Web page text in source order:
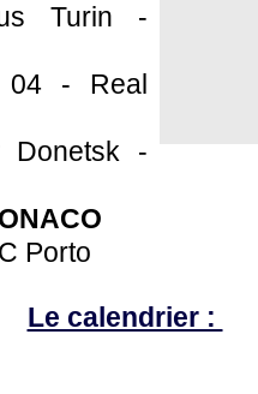
Turin -
04 - Real
Donetsk -
Porto
Le calendrier :